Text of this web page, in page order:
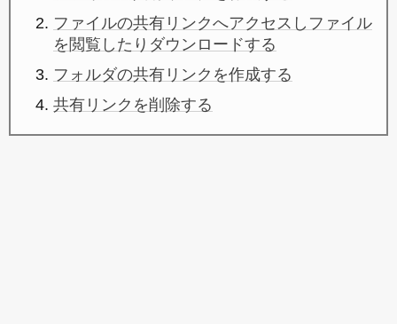
ファイルの共有リンクへアクセスしファイル
を閲覧したりダウンロードする
フォルダの共有リンクを作成する
共有リンクを削除する